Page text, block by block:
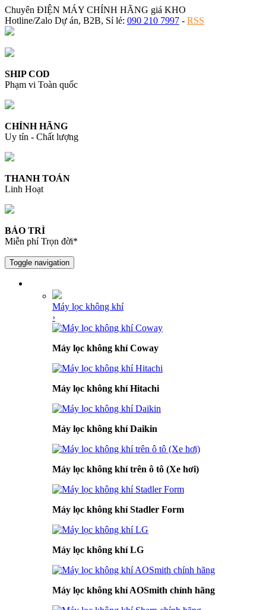
Chuyên ĐIỆN MÁY CHÍNH HÃNG giá KHO
Hotline/Zalo Dự án, B2B, Sỉ lẻ: 090 210 7997 - RSS
SHIP COD
Phạm vi Toàn quốc
CHÍNH HÃNG
Uy tín - Chất lượng
THANH TOÁN
Linh Hoạt
BẢO TRÌ
Miễn phí Trọn đời*
Toggle navigation
Máy lọc không khí
›
Máy lọc không khí Coway
Máy lọc không khí Hitachi
Máy lọc không khí Daikin
Máy lọc không khí trên ô tô (Xe hơi)
Máy lọc không khí Stadler Form
Máy lọc không khí LG
Máy lọc không khí AOSmith chính hãng